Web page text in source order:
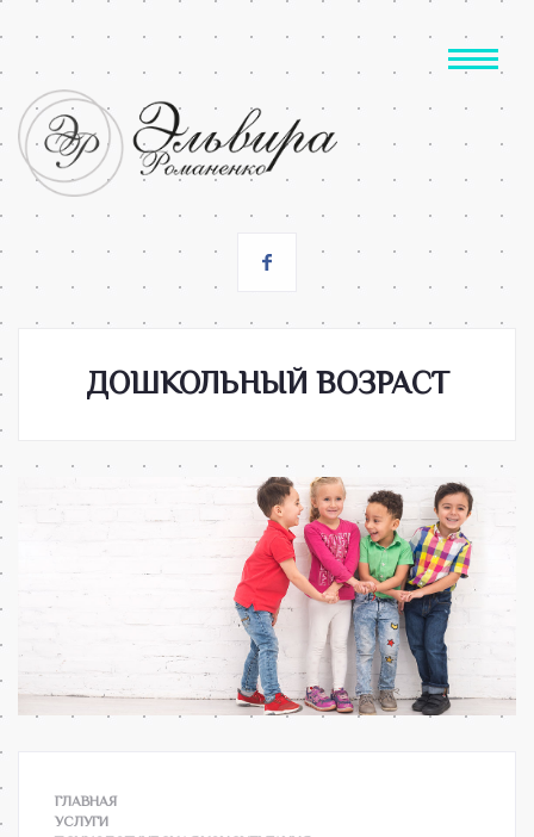
ДОШКОЛЬНЫЙ ВОЗРАСТ
ГЛАВНАЯ
УСЛУГИ